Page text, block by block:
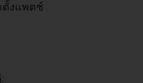
ตั้งแพตช์